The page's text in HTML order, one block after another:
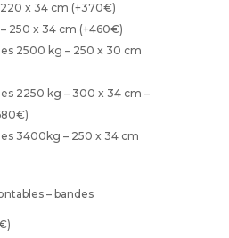
x 34 cm (+370€)
250 x 34 cm (+460€)
2500 kg – 250 x 30 cm
2250 kg – 300 x 34 cm –
€)
3400kg – 250 x 34 cm
– bandes
)